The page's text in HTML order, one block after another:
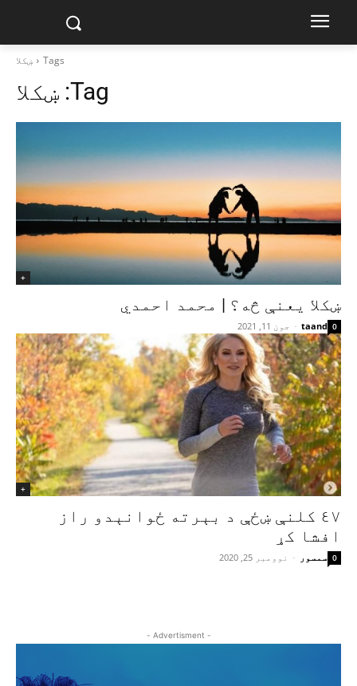
Tags ښکلا
Tag: ښکلا
+
ښکلا یعنې څه؟ | محمد احمدي
taand
- جون 11, 2021 0
+
٤٧ کلنې ښځې د بېرته ځوانېدو راز
افشا کړ
سمسور - نوومبر 25, 2020 0
- Advertisment -